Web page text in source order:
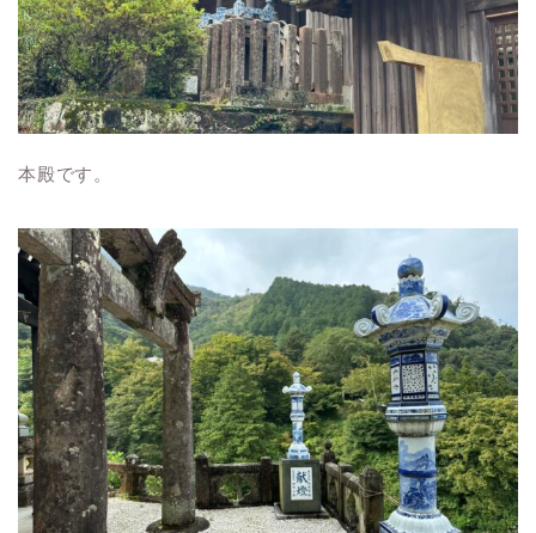
本殿です。